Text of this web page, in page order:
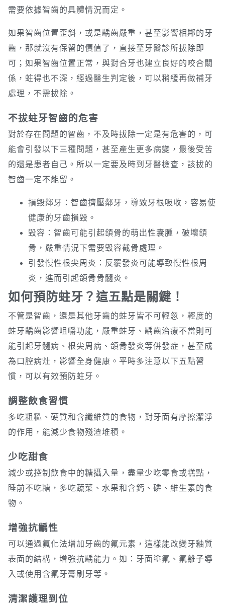
需要依據智齒的具體情況而定。
如果智齒位置歪斜，或是齲齒嚴重，甚至影響相鄰的牙
齒，那就沒有保留的價值了，直接至牙醫診所拔除即
可；如果智齒位置正常，與對合牙也建立良好的咬合關
係，蛀得也不深，經過醫生判定後，可以稍緩再做補牙
處理，不需拔除。
不拔蛀牙智齒的危害
對於存在問題的智齒，不及時拔除一定是有危害的，可
能會引發以下三種問題，甚至產生更多病變，最後受苦
的還是患者自己。所以一定要及時到牙醫檢查，該拔的
智齒一定不能留。
損毀鄰牙：智齒擠壓鄰牙，導致牙根吸收，容易使
健康的牙齒損毀。
毀容：智齒可能引起頜骨的萌出性囊腫，破壞頜
骨，嚴重情況下需要毀容截骨處理。
引發慢性根尖周炎：反覆發炎可能導致慢性根周
炎，進而引起頜骨骨髓炎。
如何預防蛀牙？這五點是關鍵！
不管是智齒，還是其他牙齒的蛀牙皆不可輕忽，輕度的
蛀牙齲齒影響咀嚼功能，嚴重蛀牙、齲齒治療不當則可
能引起牙髓病、根尖周病、頜骨發炎等併發症，甚至成
為口腔病灶，影響全身健康。平時多注意以下五點習
慣，可以有效預防蛀牙。
調整飲食習慣
多吃粗糙、硬質和含纖維質的食物，對牙面有摩擦潔淨
的作用，能減少食物殘渣堆積。
少吃甜食
減少或控制飲食中的糖攝入量，盡量少吃零食或糕點，
睡前不吃糖，多吃蔬菜、水果和含鈣、磷、維生素的食
物。
增強抗齲性
可以通過氟化法增加牙齒的氟元素，這樣能改變牙釉質
表面的結構，增強抗齲能力。如：牙面塗氟、氟離子導
入或使用含氟牙膏刷牙等。
清潔護理到位